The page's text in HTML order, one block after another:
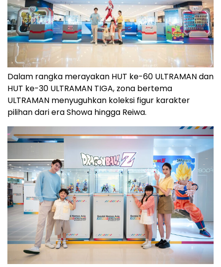
Dalam rangka merayakan HUT ke-60 ULTRAMAN dan
HUT ke-30 ULTRAMAN TIGA, zona bertema
ULTRAMAN menyuguhkan koleksi figur karakter
pilihan dari era Showa hingga Reiwa.